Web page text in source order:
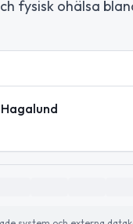
fysisk ohälsa